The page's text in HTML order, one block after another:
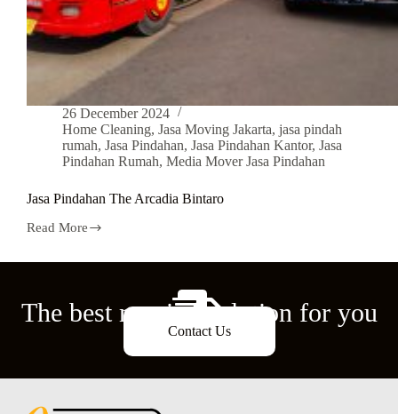
26 December 2024
Home Cleaning, Jasa Moving Jakarta, jasa pindah
rumah, Jasa Pindahan, Jasa Pindahan Kantor, Jasa
Pindahan Rumah, Media Mover Jasa Pindahan
Jasa Pindahan The Arcadia Bintaro
Read More
The best moving solution for you
Contact Us